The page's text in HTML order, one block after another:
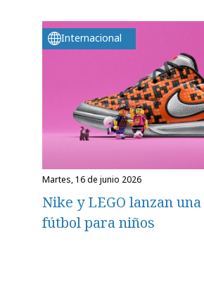
Internacional
martes, 16 de junio 2026
Nike y LEGO lanzan
fútbol para niños